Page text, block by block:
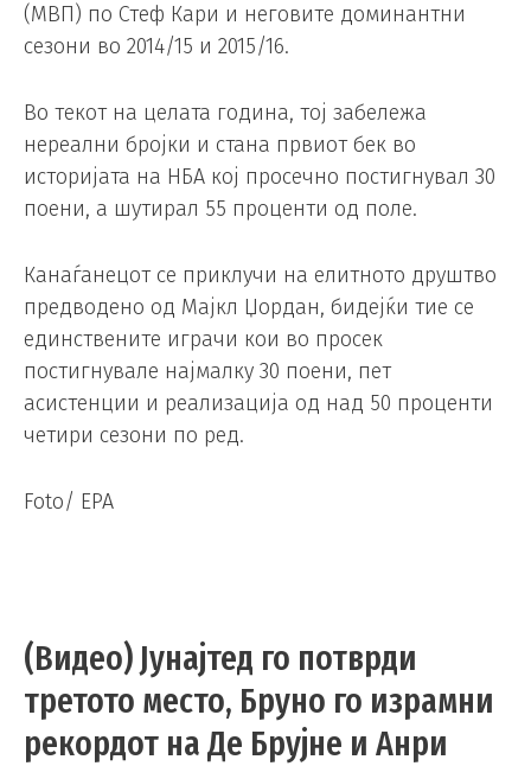
(MВП) по Стеф Кари и неговите доминантни
сезони во 2014/15 и 2015/16.
Во текот на целата година, тој забележа
нереални бројки и стана првиот бек во
историјата на НБА кој просечно постигнувал 30
поени, а шутирал 55 проценти од поле.
Канаѓанецот се приклучи на елитното друштво
предводено од Мајкл Џордан, бидејќи тие се
единствените играчи кои во просек
постигнувале најмалку 30 поени, пет
асистенции и реализација од над 50 проценти
четири сезони по ред.
Foto/ EPA
(Видео) Јунајтед го потврди
третото место, Бруно го израмни
рекордот на Де Брујне и Анри